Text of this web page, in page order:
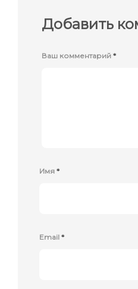
Добавить
Ваш комментарий *
Имя *
Email *